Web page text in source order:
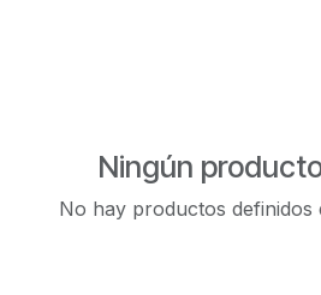
Ningún
No hay productos definidos